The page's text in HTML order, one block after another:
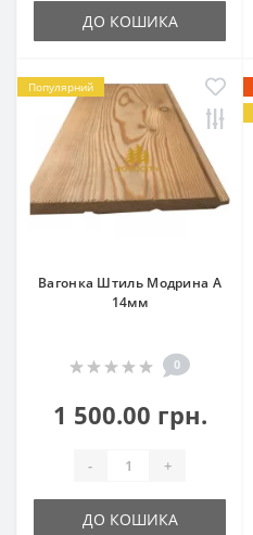
ДО КОШИКА
Популярний
Вагонка Штиль Модрина А
14мм
0
1 500.00 грн.
- +
ДО КОШИКА